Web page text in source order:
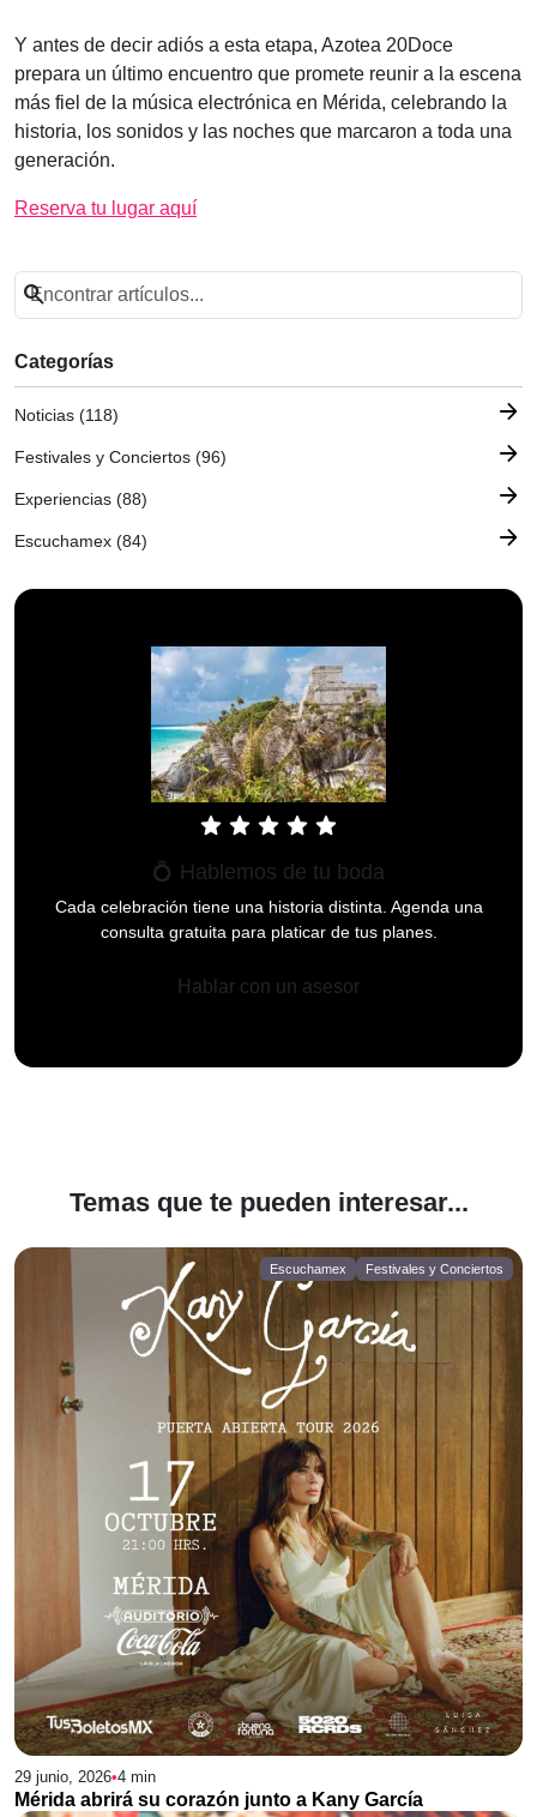
Y antes de decir adiós a esta etapa, Azotea 20Doce
prepara un último encuentro que promete reunir a la escena
más fiel de la música electrónica en Mérida, celebrando la
historia, los sonidos y las noches que marcaron a toda una
generación.
Reserva tu lugar aquí
search
Categorías
Noticias (118) arrow_forward
Festivales y Conciertos (96) arrow_forward
Experiencias (88) arrow_forward
Escuchamex (84) arrow_forward
star star star star star
💍 Hablemos de tu boda
Cada celebración tiene una historia distinta. Agenda una
consulta gratuita para platicar de tus planes.
Hablar con un asesor
Temas que te pueden interesar...
Escuchamex Festivales y Conciertos
29 junio, 2026•4 min
Mérida abrirá su corazón junto a Kany García